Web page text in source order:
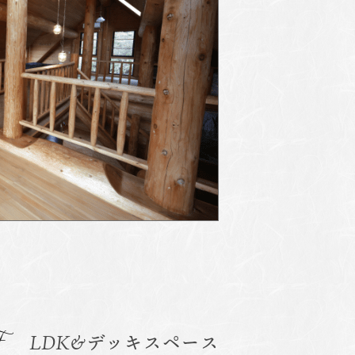
LDK&デッキスペース